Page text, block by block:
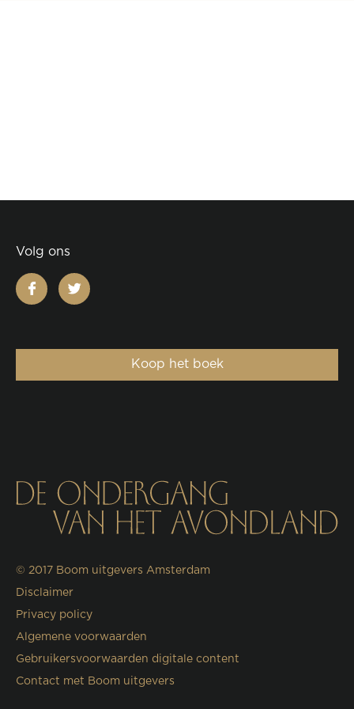
Volg ons
facebooktwitter
Koop het boek
© 2017 Boom uitgevers Amsterdam
Disclaimer
Privacy policy
Algemene voorwaarden
Gebruikersvoorwaarden digitale content
Contact met Boom uitgevers